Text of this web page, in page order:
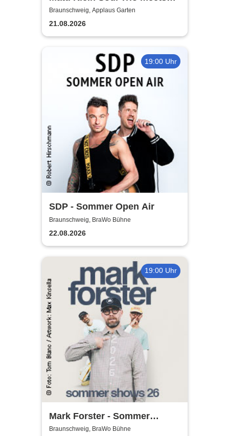
Max Mutzke
Braunschweig, Applaus Garten
21.08.2026
19:00 Uhr
SDP - Sommer Open Air
Braunschweig, BraWo Bühne
22.08.2026
19:00 Uhr
Mark Forster - Sommer
Shows 2026
Braunschweig, BraWo Bühne